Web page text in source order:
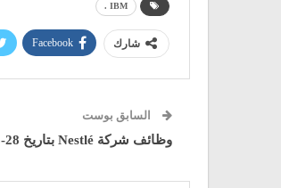
IBM .
شارك Facebook
السابق بوست
وظائف شركة Nestlé بتاريخ 28-5-2021